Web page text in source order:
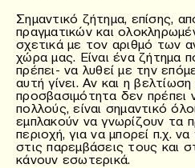
Σημαντικό ζήτημα, επίσης,
πραγματικών και
σχετικά με τον αριθμό των
χώρα μας. Είναι ένα ζήτημα
πρέπει- να λυθεί με την
αυτή γίνει. Αν και η
προσβασιμότητα δεν πρέπει
πολλούς, είναι σημαντικό
εμπλακούν να γνωρίζουν τα
περιοχή, για να μπορεί π.χ. να
στις παρεμβάσεις τους και
κάνουν εσωτερικά.